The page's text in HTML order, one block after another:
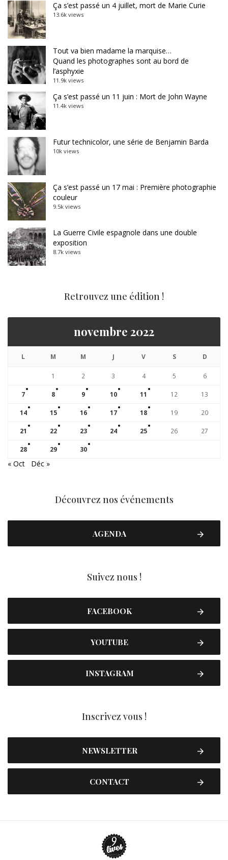
Ça s’est passé un 4 juillet, mort de Marie Curie
13.6k views
Tout va bien madame la marquise…
Quand les photographes sont au bord de
l’asphyxie
11.9k views
Ça s’est passé un 11 juin : Mort de John Wayne
11.4k views
Futur technicolor, une série de Benjamin Barda
10k views
Ça s’est passé un 17 mai : Première photographie
couleur
9.5k views
La Guerre Civile espagnole dans une double
exposition
8.7k views
Retrouvez une édition !
novembre 2022
L M M J V S D
1 2 3 4 5 6
7 8 9 10 11 12 13
14 15 16 17 18 19 20
21 22 23 24 25 26 27
28 29 30
« Oct Déc »
Découvrez nos événements
AGENDA
Suivez nous !
FACEBOOK
YOUTUBE
INSTAGRAM
Inscrivez vous !
NEWSLETTER
CONTACT